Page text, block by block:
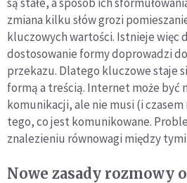
zmiana kilku słów grozi
kluczowych wartości. Istnieje więc
dostosowanie formy doprowadzi
przekazu. Dlatego kluczowe staje
formą a treścią. Internet może być
komunikacji, ale nie musi (i
tego, co jest komunikowane.
znalezieniu równowagi między
Nowe zasady rozmowy